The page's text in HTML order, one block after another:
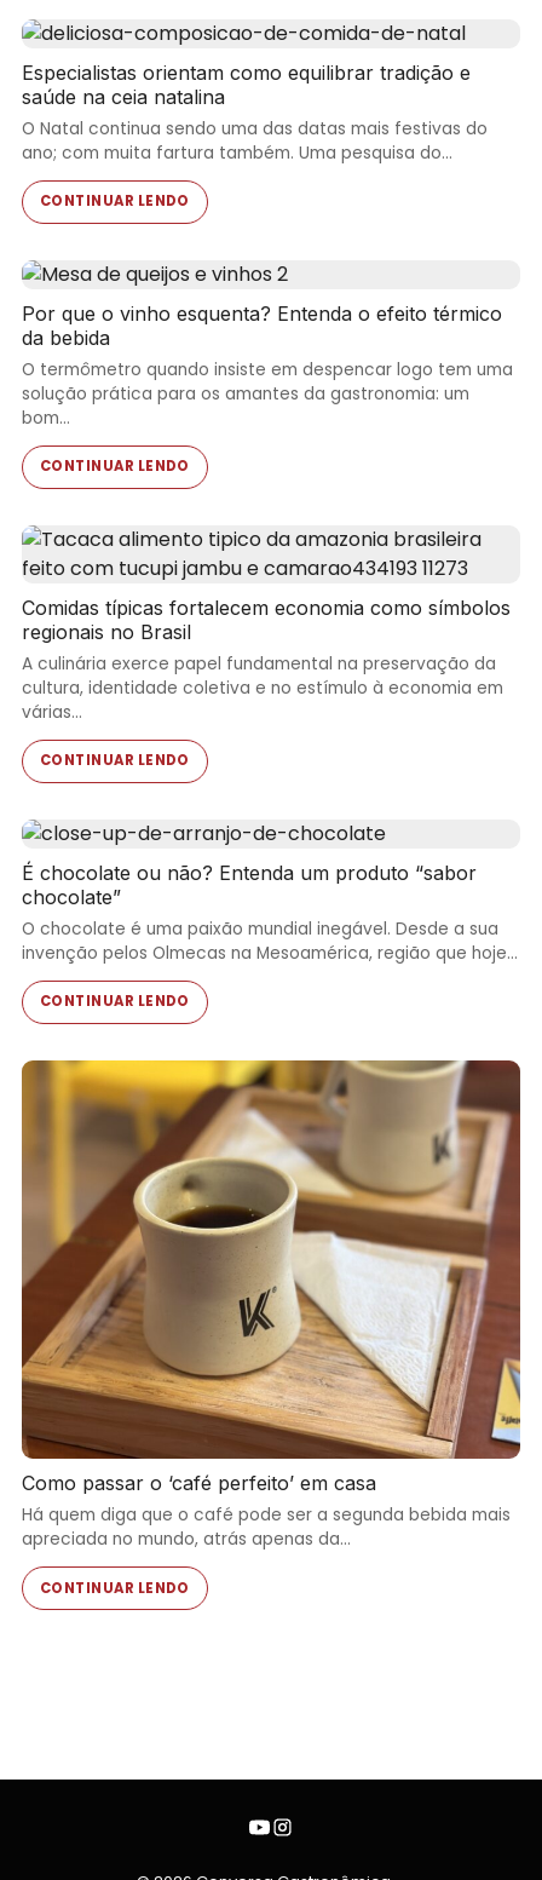
Especialistas orientam como equilibrar tradição e
saúde na ceia natalina
O Natal continua sendo uma das datas mais festivas do
ano; com muita fartura também. Uma pesquisa do…
CONTINUAR LENDO
Por que o vinho esquenta? Entenda o efeito térmico
da bebida
O termômetro quando insiste em despencar logo tem uma
solução prática para os amantes da gastronomia: um
bom…
CONTINUAR LENDO
Comidas típicas fortalecem economia como símbolos
regionais no Brasil
A culinária exerce papel fundamental na preservação da
cultura, identidade coletiva e no estímulo à economia em
várias…
CONTINUAR LENDO
É chocolate ou não? Entenda um produto “sabor
chocolate”
O chocolate é uma paixão mundial inegável. Desde a sua
invenção pelos Olmecas na Mesoamérica, região que hoje…
CONTINUAR LENDO
Como passar o ‘café perfeito’ em casa
Há quem diga que o café pode ser a segunda bebida mais
apreciada no mundo, atrás apenas da…
CONTINUAR LENDO